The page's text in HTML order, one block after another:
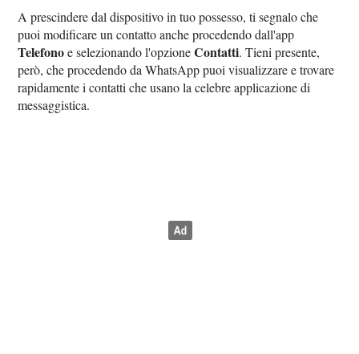
A prescindere dal dispositivo in tuo possesso, ti segnalo che
puoi modificare un contatto anche procedendo dall'app
Telefonoe selezionando l'opzioneContatti. Tieni presente,
però, che procedendo da WhatsApp puoi visualizzare e trovare
rapidamente i contatti che usano la celebre applicazione di
messaggistica.